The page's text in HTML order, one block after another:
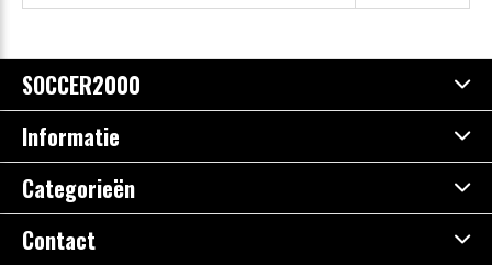
SOCCER2000
Informatie
Categorieën
Contact